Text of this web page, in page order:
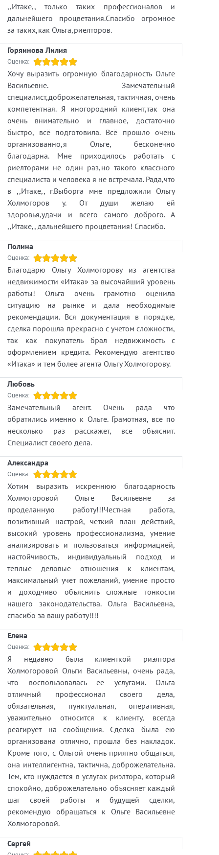
,,Итаке,, только таких профессионалов и
дальнейшего процветания.Спасибо огромное
за таких,как Ольга,риелторов.
Горяинова Лилия
Оценка:
Хочу выразить огромную благодарность Ольге
Васильевне. Замечательный
специалист,доброжелательная, тактичная, очень
компетентная. Я иногородний клиент,так она
очень внимательно и главное, достаточно
быстро, всё подготовила. Всё прошло очень
организованно,я Ольге, бесконечно
благодарна. Мне приходилось работать с
риелторами не один раз,но такого классного
специалиста и человека я не встречала. Рада,что
в ,,Итаке,, г.Выборга мне предложили Ольгу
Холмогоров у. От души желаю ей
здоровья,удачи и всего самого доброго. А
,,Итаке,, дальнейшего процветания! Спасибо.
Полина
Оценка:
Благодарю Ольгу Холмогорову из агентства
недвижимости «Итака» за высочайший уровень
работы! Ольга очень грамотно оценила
ситуацию на рынке и дала необходимые
рекомендации. Вся документация в порядке,
сделка порошла прекрасно с учетом сложности,
так как покупатель брал недвижимость с
оформлением кредита. Рекомендую агентство
«Итака» и тем более агента Ольгу Холмогорову.
Любовь
Оценка:
Замечательный агент. Очень рада что
обратились именно к Ольге. Грамотная, все по
несколько раз расскажет, все объяснит.
Специалист своего дела.
Александра
Оценка:
Хотим выразить искреннюю благодарность
Холмогоровой Ольге Васильевне за
проделанную работу!!!Честная работа,
позитивный настрой, четкий план действий,
высокий уровень профессионализма, умение
анализировать и пользоваться информацией,
настойчивость, индивидуальный подход и
теплые деловые отношения к клиентам,
максимальный учет пожеланий, умение просто
и доходчиво объяснить сложные тонкости
нашего законодательства. Ольга Васильевна,
спасибо за вашу работу!!!!
Елена
Оценка:
Я недавно была клиенткой риэлтора
Холмогоровой Ольги Васильевны, очень рада,
что воспользовалась ее услугами. Ольга
отличный профессионал своего дела,
обязательная, пунктуальная, оперативная,
уважительно относится к клиенту, всегда
реагирует на сообщения. Сделка была ею
организована отлично, прошла без накладок.
Кроме того, с Ольгой очень приятно общаться,
она интеллигентна, тактична, доброжелательна.
Тем, кто нуждается в услугах риэлтора, который
спокойно, доброжелательно объясняет каждый
шаг своей работы и будущей сделки,
рекомендую обращаться к Ольге Васильевне
Холмогоровой.
Сергей